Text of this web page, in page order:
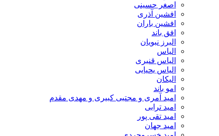
اصغر حسینی
افشین آذری
افشین باران
افق باند
البرز نبویان
الیاس
الیاس قنبرى
الیاس یحیایی
الیکان
امو باند
امید آمری و مجتبی کبیری و مهدى مقدم
امید ترابی
امید تقی پور
امید جهان